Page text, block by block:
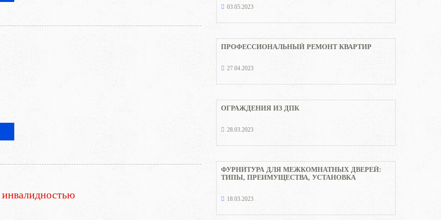
03.05.2023
ПРОФЕССИОНАЛЬНЫЙ РЕМОНТ КВАРТИР
27.04.2023
ОГРАЖДЕНИЯ ИЗ ДПК
28.03.2023
ФУРНИТУРА ДЛЯ МЕЖКОМНАТНЫХ ДВЕРЕЙ:
ТИПЫ, ПРЕИМУЩЕСТВА, УСТАНОВКА
18.03.2023